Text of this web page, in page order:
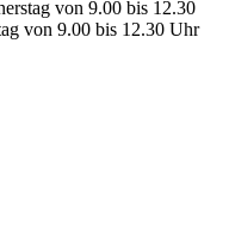
von 9.00 bis 12.30
von 9.00 bis 12.30 Uhr